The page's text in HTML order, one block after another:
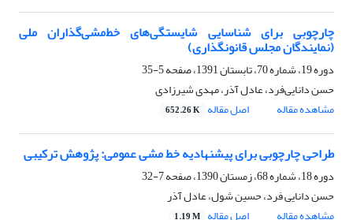
چارچوبی برای شناسایی شایستگی‌های خط‌مشی‌گذاران ملی
(نمایندگان مجلس قانونگذاری)
دوره 19، شماره 70، تابستان 1391، صفحه
5-35
حسن دانایی‌فرد، عادل آذر، مهدی شیرزادی
مشاهده مقاله
اصل مقاله 652.26 K
طراحی چارچوبی برای پیشنهادیه خط مشی عمومی: پژوهش ترکیبی
دوره 18، شماره 68، زمستان 1390، صفحه
7-32
حسن دانایی فرد، حسین شول، عادل آذر